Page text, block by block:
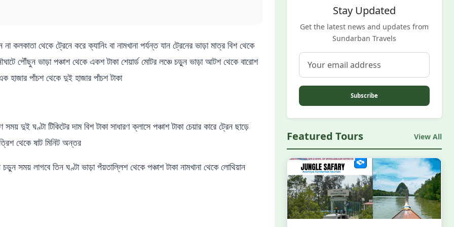
কলকাতা থেকে ট্রেনে করে ক্যানিং বা নামখানা পর্যন্ত যান ট্রেনের ভাড়া মাত্র বিশ থেকে
পৌঁছুন ভাড়া পঞ্চাশ থেকে একশ টাকা শেয়ার্ড মোটর লঞ্চে চড়ুন ভাড়া আটশ থেকে বারোশ
হাজার পাঁচশ থেকে দুই হাজার পাঁচশ টাকা
দুই ঘণ্টা টিকিটের দাম বিশ টাকা সাধারণ ক্লাসে পঞ্চাশ টাকা চেয়ার কারে ট্রেন ছাড়ে
থেকে ষাট মিনিট অন্তর
চড়ুন সময় লাগবে তিন ঘণ্টা ভাড়া পঁয়তাল্লিশ থেকে পঞ্চাশ টাকা নামখানা থেকে লোথিয়ান
Stay Updated
Get the latest news and updates from
Sundarban Travels
Subscribe
Featured Tours View All